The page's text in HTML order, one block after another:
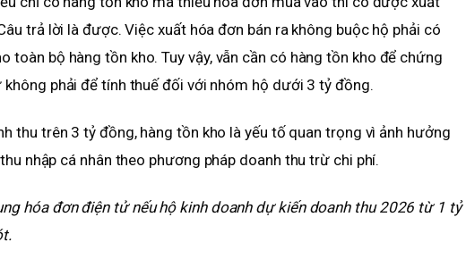
trả lời là được. Việc xuất hóa đơn bán ra không buộc hộ phải có
toàn bộ hàng tồn kho. Tuy vậy, vẫn cần có hàng tồn kho để chứng
phải để tính thuế đối với nhóm hộ dưới 3 tỷ đồng.
thu trên 3 tỷ đồng, hàng tồn kho là yếu tố quan trọng vì ảnh hưởng
nhập cá nhân theo phương pháp doanh thu trừ chi phí.
hóa đơn điện tử nếu hộ kinh doanh dự kiến doanh thu 2026 từ 1 tỷ